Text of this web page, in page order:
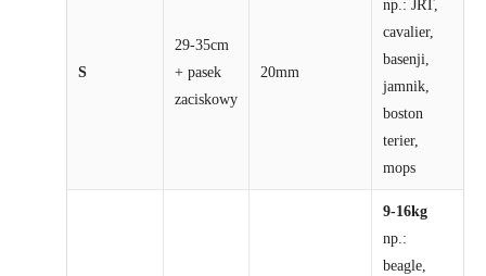
S
29-35cm
+ pasek
zaciskowy
20mm
np.: JRT,
cavalier,
basenji,
jamnik,
boston
terier,
mops
9-16kg
np.:
beagle,